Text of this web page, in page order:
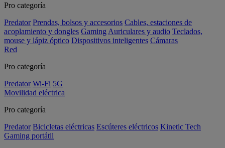
Pro categoría
Predator Prendas, bolsos y accesorios Cables, estaciones de
acoplamiento y dongles Gaming Auriculares y audio Teclados,
mouse y lápiz óptico Dispositivos inteligentes Cámaras
Red
Pro categoría
Predator Wi-Fi 5G
Movilidad eléctrica
Pro categoría
Predator Bicicletas eléctricas Escúteres eléctricos Kinetic Tech
Gaming portátil